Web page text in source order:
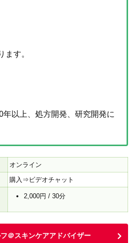
ます。
年以上、処方開発、研究開発に
オンライン
購入⇒ビデオチャット
2,000円 / 30分
＠スキンケアアドバイザー